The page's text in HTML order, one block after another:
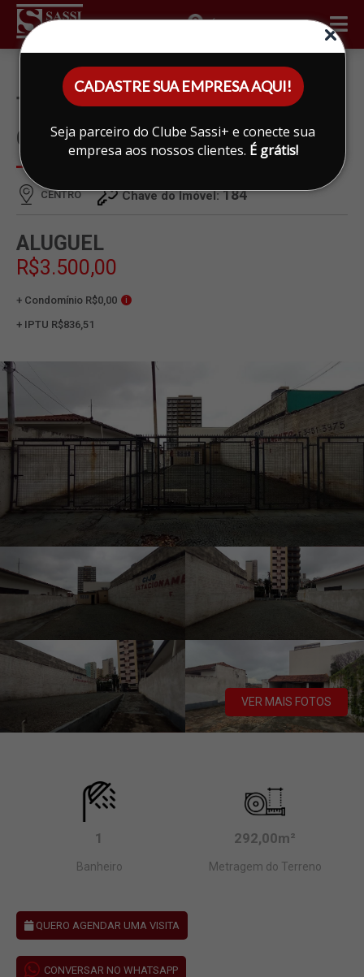
CADASTRE SUA EMPRESA AQUI!
Seja parceiro do Clube Sassi+ e conecte sua
empresa aos nossos clientes. É grátis!
ÁREA DO CLIENTE
TERRENO PARA ALUGAR EM
CENTRO, LIMEIRA
CENTRO Chave do Imóvel:184
ALUGUEL
R$3.500,00
+ Condomínio R$0,00 i
+ IPTU R$836,51
VER MAIS FOTOS
1
Banheiro
292,00m²
Metragem do Terreno
QUERO AGENDAR UMA VISITA
CONVERSAR NO WHATSAPP